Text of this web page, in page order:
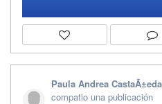
Paula Andrea
compatio una publicación